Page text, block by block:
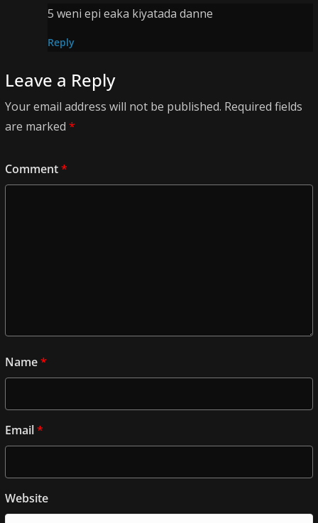
5 weni epi eaka kiyatada danne
Reply
Leave a Reply
Your email address will not be published. Required fields
are marked *
Comment*
Name*
Email*
Website